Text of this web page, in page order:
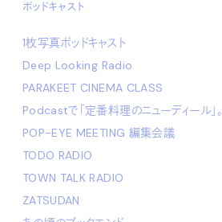
ポッドキャスト
1枚写真ポッドキャスト
Deep Looking Radio
PARAKEET CINEMA CLASS
Podcastで「定番料理のニューディール」。
POP-EYE MEETING 編集会議
TODO RADIO
TOWN TALK RADIO
ZATSUDAN